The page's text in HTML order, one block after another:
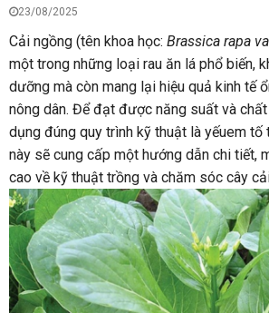
23/08/2025
Cải ngồng (tên khoa học: Brassica rapa
một trong những loại rau ăn lá phổ biến,
dưỡng mà còn mang lại hiệu quả kinh tế
nông dân. Để đạt được năng suất và
dụng đúng quy trình kỹ thuật là yếuem tố
này sẽ cung cấp một hướng dẫn chi tiết,
cao về kỹ thuật trồng và chăm sóc cây